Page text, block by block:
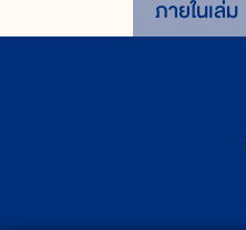
ภายในเล่ม